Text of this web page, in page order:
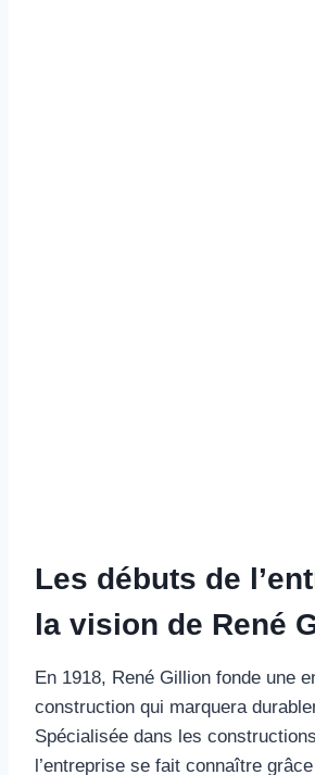
Les débuts de
la vision de René
En 1918, René Gillion fonde une
construction qui marquera
Spécialisée dans les
l’entreprise se fait connaître